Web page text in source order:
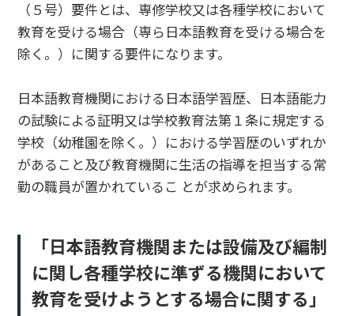
（５号）要件とは、専修学校又は各種学校において
教育を受ける場合（専ら日本語教育を受ける場合を
除く。）に関する要件になります。
日本語教育機関における日本語学習歴、日本語能力
の試験による証明又は学校教育法第１条に規定する
学校（幼稚園を除く。）における学習歴のいずれか
があること及び教育機関に生活の指導を担当する常
勤の職員が置かれているこ とが求められます。
「日本語教育機関または設備及び編制
に関し各種学校に準ずる機関において
教育を受けようとする場合に関する」